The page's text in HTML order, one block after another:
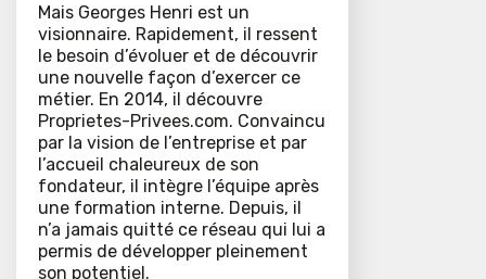
Mais Georges Henri est un
visionnaire. Rapidement, il ressent
le besoin d’évoluer et de découvrir
une nouvelle façon d’exercer ce
métier. En 2014, il découvre
Proprietes-Privees.com. Convaincu
par la vision de l’entreprise et par
l’accueil chaleureux de son
fondateur, il intègre l’équipe après
une formation interne. Depuis, il
n’a jamais quitté ce réseau qui lui a
permis de développer pleinement
son potentiel.